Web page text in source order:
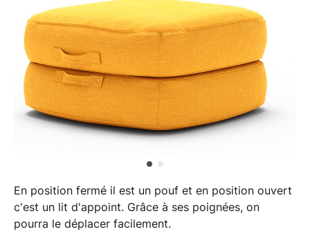
En position fermé il est un pouf et en position ouvert
c'est un lit d'appoint. Grâce à ses poignées, on
pourra le déplacer facilement.